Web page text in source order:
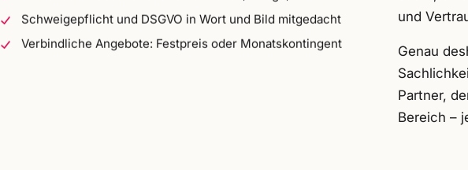
Schweigepflicht und DSGVO in Wort und Bild mitgedacht
Verbindliche Angebote: Festpreis oder Monatskontingent
und
Genau
Partner,
Bereich –